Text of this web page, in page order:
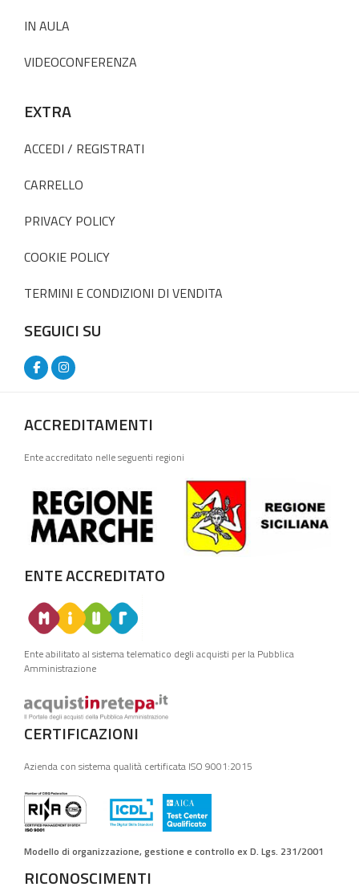
IN AULA
VIDEOCONFERENZA
EXTRA
ACCEDI / REGISTRATI
CARRELLO
PRIVACY POLICY
COOKIE POLICY
TERMINI E CONDIZIONI DI VENDITA
SEGUICI SU
ACCREDITAMENTI
Ente accreditato nelle seguenti regioni
ENTE ACCREDITATO
Ente abilitato al sistema telematico degli acquisti per la Pubblica
Amministrazione
CERTIFICAZIONI
Azienda con sistema qualità certificata ISO 9001:2015
Modello di organizzazione, gestione e controllo ex D. Lgs. 231/2001
RICONOSCIMENTI